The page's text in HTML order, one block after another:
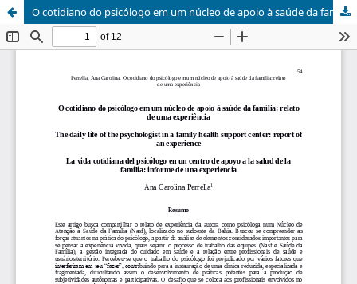
O cotidiano do psicólogo em um núcleo de apoio à saúde da família: relato de uma experiência